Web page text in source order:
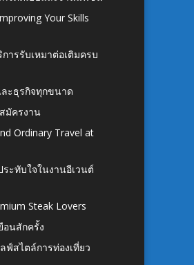
Your Skills
ารรับเหมาต่อเติมครบ
ะธุรกิจทุกขนาด
มัครงาน
Ordinary Travel at
ะทับใจในงานอีเวนต์
Steak Lovers
อนสักครั้ง
ฟ์สไตล์การท่องเที่ยว